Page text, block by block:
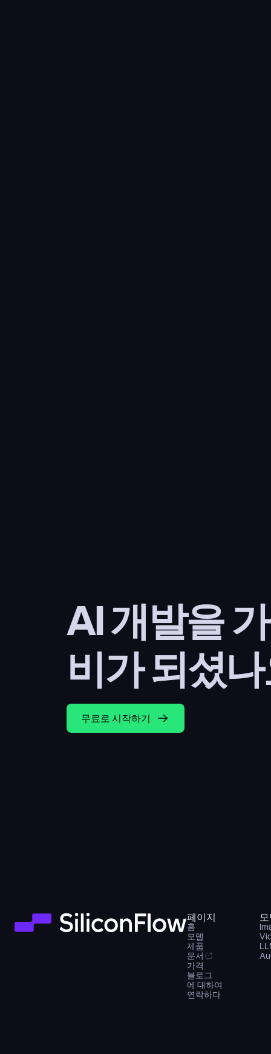
AI 개발을
비가 되셨
무료로 시작하기
페이지
홈
모델
제품
문서
가격
블로그
에 대하여
연락하다